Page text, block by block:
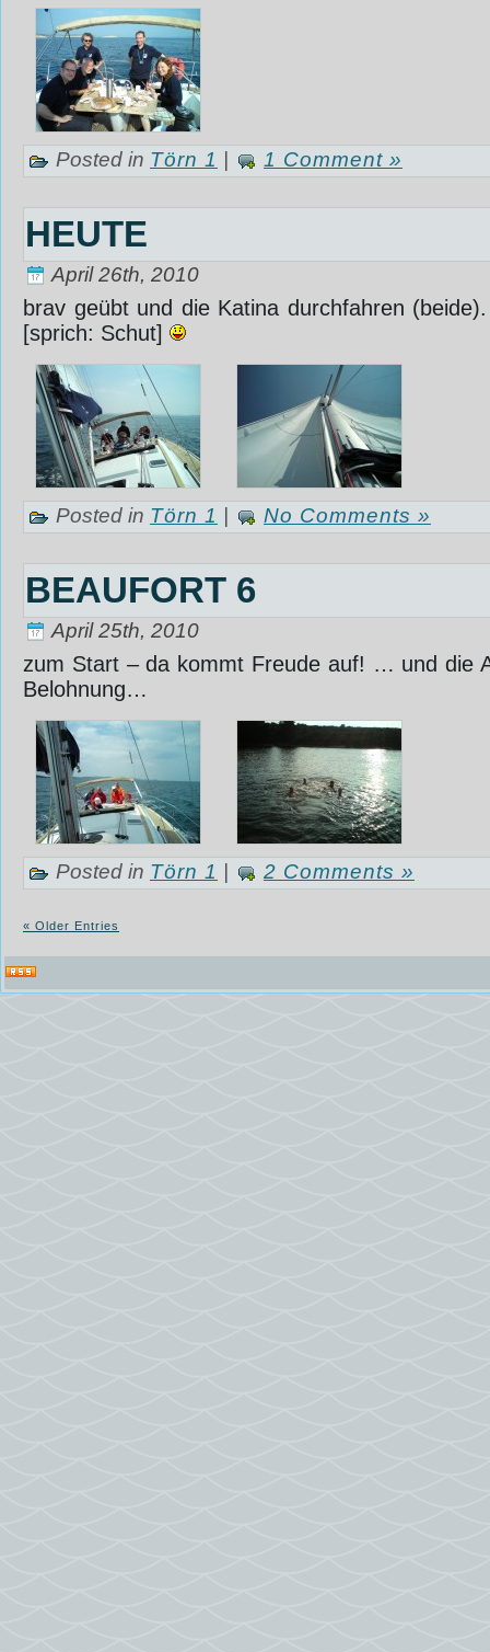
Posted in Törn 1 1 Comment »
HEUTE
April 26th, 2010
brav geübt und die Katina durchfahren
[sprich: Schut]
Posted in Törn 1 No Comments »
BEAUFORT 6
April 25th, 2010
zum Start – da kommt Freude auf! … und die
Belohnung…
Posted in Törn 1 2 Comments »
« Older Entries